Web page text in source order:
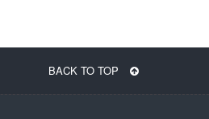
BACK TO TOP